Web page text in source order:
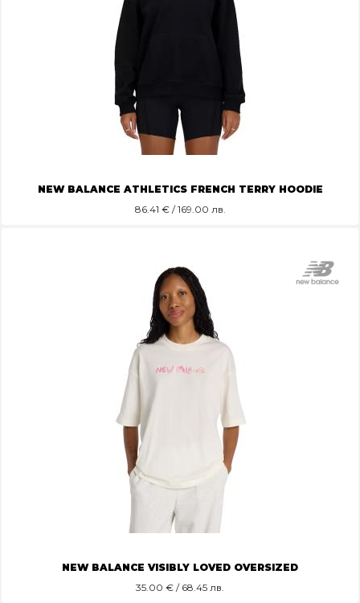
NEW BALANCE ATHLETICS FRENCH TERRY HOODIE
86.41 € / 169.00 лв.
NEW BALANCE VISIBLY LOVED OVERSIZED
35.00 € / 68.45 лв.